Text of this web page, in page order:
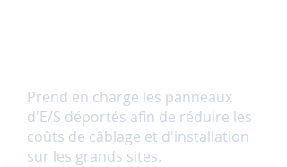
Prend en charge les panneaux
d'E/S déportés afin de réduire les
coûts de câblage et d'installation
sur les grands sites.